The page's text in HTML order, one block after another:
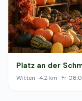
Platz an der
Witten · 4.2 km · Fr